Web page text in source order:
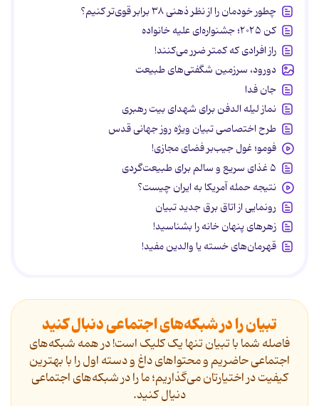
چطور خودمان را از نظر ذهنی ۳۸ برابر قوی‌تر کنیم؟
کن ۲۰۲۵؛ جشنواره‌ای علیه خانواده
راز افرادی که کمتر ضرر می‌کنند!
دورود، سرزمین شگفتی‌های طبیعت
جان فدا
نماز لیله الدفن برای شهدای بیت رهبری
طرح اختصاصی تبیان ویژه روز جهانی قدس
فومو؛ غول جیب‌بر فضای مجازی!
۵ غذای سریع و سالم برای طبیعت‌گردی
نتیجه حمله آمریکا به ایران چیست؟
رونمایی از اتاق برق جدید تبیان
زهرهای پنهان خانه را بشناسید!
قهرمان‌های خسته یا والدین مفید!
تبیان را در شبکه‌های اجتماعی دنبال کنید
فاصله شما با تبیان تنها یک کلیک است! در همه شبکه‌های
اجتماعی حاضریم و محتواهای داغ و دسته اول را با بهترین
کیفیت در اختیارتان می‌گذاریم؛ ما را در شبکه‌های اجتماعی
دنیال کنید.